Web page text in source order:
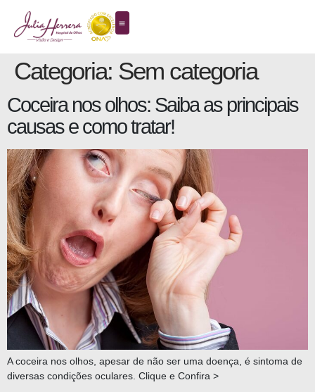
Categoria: Sem categoria
Coceira nos olhos: Saiba as principais
causas e como tratar!
A coceira nos olhos, apesar de não ser uma doença, é sintoma de
diversas condições oculares. Clique e Confira >